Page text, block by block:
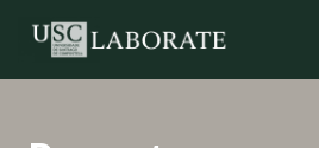
Saltar